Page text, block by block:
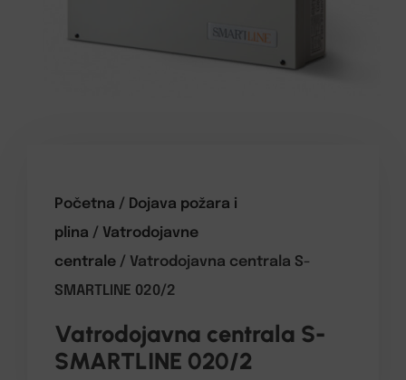
Početna / Dojava požara i
plina / Vatrodojavne
centrale / Vatrodojavna centrala S-
SMARTLINE 020/2
Vatrodojavna centrala S-
SMARTLINE 020/2